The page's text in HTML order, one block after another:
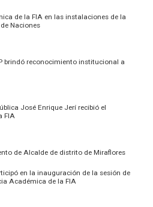
de la FIA en las instalaciones de la
Naciones
brindó reconocimiento institucional a
José Enrique Jerí recibió el
FIA
de Alcalde de distrito de Miraflores
en la inauguración de la sesión de
Académica de la FIA